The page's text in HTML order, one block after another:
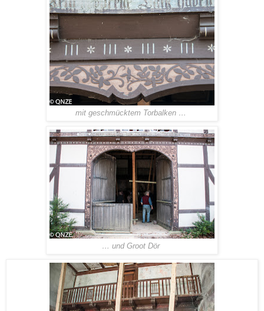
mit geschmücktem Torbalken …
… und Groot Dör